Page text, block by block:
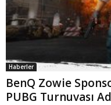
Haberler
BenQ Zowie
PUBG Turnuvası